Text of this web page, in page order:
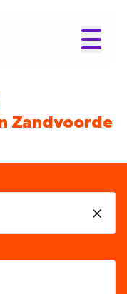
Zandvoorde